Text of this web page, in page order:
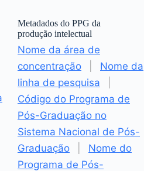
Metadados do PPG da
produção intelectual
Nome da área de
concentração
Nome da
linha de pesquisa
Código do Programa de
Pós-Graduação no
Sistema Nacional de Pós-
Graduação
Nome do
Programa de Pós-